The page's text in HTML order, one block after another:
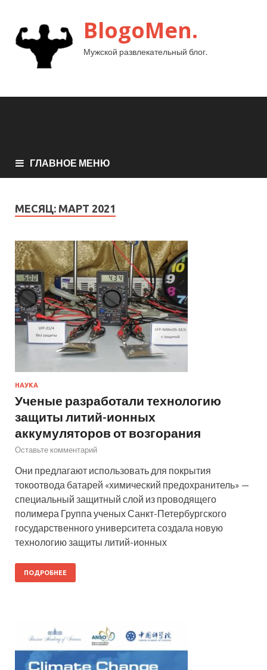
BlogoMen.
Мужской развлекательный блог.
ГЛАВНОЕ МЕНЮ
МЕСЯЦ: МАРТ 2021
НАУКА
Ученые разработали технологию
защиты литий-ионных
аккумуляторов от возгорания
Оставьте комментарий
Они предлагают использовать для покрытия
токоотвода батарей «химический предохранитель» —
специальный защитный слой из проводящего
полимера Группа ученых Санкт-Петербургского
государственного университета создала новую
технологию защиты литий-ионных
ПОДРОБНЕЕ